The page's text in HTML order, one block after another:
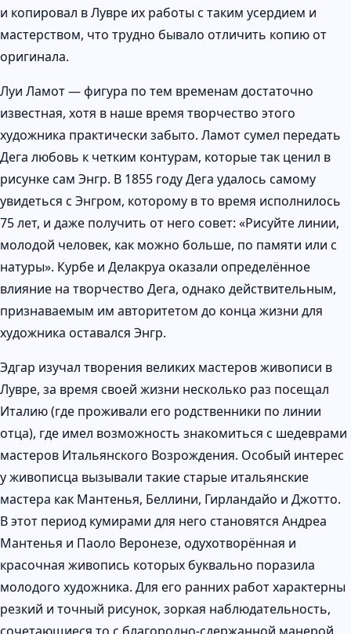
и копировал в Лувре их работы с таким усердием и
мастерством, что трудно бывало отличить копию от
оригинала.
Луи Ламот — фигура по тем временам достаточно
известная, хотя в наше время творчество этого
художника практически забыто. Ламот сумел передать
Дега любовь к четким контурам, которые так ценил в
рисунке сам Энгр. В 1855 году Дега удалось самому
увидеться с Энгром, которому в то время исполнилось
75 лет, и даже получить от него совет: «Рисуйте линии,
молодой человек, как можно больше, по памяти или с
натуры». Курбе и Делакруа оказали определённое
влияние на творчество Дега, однако действительным,
признаваемым им авторитетом до конца жизни для
художника оставался Энгр.
Эдгар изучал творения великих мастеров живописи в
Лувре, за время своей жизни несколько раз посещал
Италию (где проживали его родственники по линии
отца), где имел возможность знакомиться с шедеврами
мастеров Итальянского Возрождения. Особый интерес
у живописца вызывали такие старые итальянские
мастера как Мантенья, Беллини, Гирландайо и Джотто.
В этот период кумирами для него становятся Андреа
Мантенья и Паоло Веронезе, одухотворённая и
красочная живопись которых буквально поразила
молодого художника. Для его ранних работ характерны
резкий и точный рисунок, зоркая наблюдательность,